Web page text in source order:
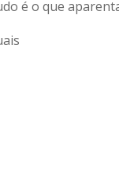
é o que